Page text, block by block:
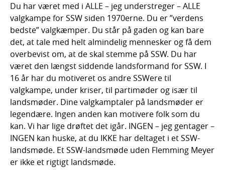
Du har været med i ALLE – jeg understreger – ALLE
valgkampe for SSW siden 1970erne. Du er ”verdens
bedste” valgkæmper. Du står på gaden og kan bare
det, at tale med helt almindelig mennesker og få dem
overbevist om, at de skal stemme på SSW. Du har
været den længst siddende landsformand for SSW. I
16 år har du motiveret os andre SSWere til
valgkampe, under kriser, til partimøder og især til
landsmøder. Dine valgkamptaler på landsmøder er
legendære. Ingen anden kan motivere folk som du
kan. Vi har lige drøftet det igår. INGEN – jeg gentager –
INGEN kan huske, at du IKKE har deltaget i et SSW-
landsmøde. Et SSW-landsmøde uden Flemming Meyer
er ikke et rigtigt landsmøde.